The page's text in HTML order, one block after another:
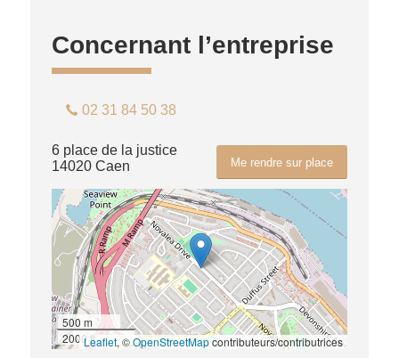
Concernant l’entreprise
02 31 84 50 38
Me rendre sur place
6 place de la justice
14020 Caen
500 m
2000 ftLeaflet, ©OpenStreetMapcontributeurs/contributrices